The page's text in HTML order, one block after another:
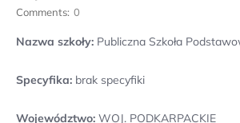
Comments: 0
Nazwa szkoły: Publiczna Szkoła
Specyfika: brak specyfiki
Województwo: WOJ. PODKARPACKIE